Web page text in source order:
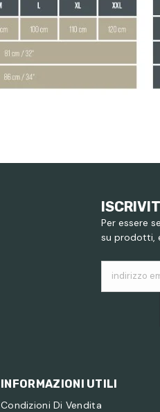
Per essere
su prodotti,
indirizzo
INFORMAZIONI UTILI
Condizioni Di Vendita